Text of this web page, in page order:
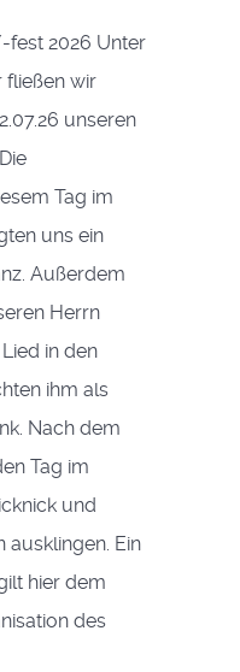
2026 Unter
fließen wir
unseren
Tag im
uns ein
Außerdem
Herrn
in den
ihm als
Nach dem
Tag im
und
ausklingen. Ein
hier dem
des